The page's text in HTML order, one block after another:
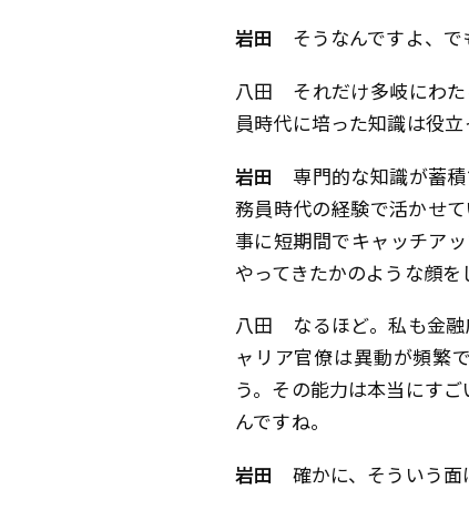
岩田 そうなんですよ、で
八田 それだけ多岐にわ
員時代に培った知識は役立
岩田
専門的な知識が蓄
務員時代の経験で活かせ
事に短期間でキャッチア
やってきたかのような顔を
八田 なるほど。私も金
ャリア官僚は異動が頻繁
う。その能力は本当にす
んですね。
岩田 確かに、そういう面